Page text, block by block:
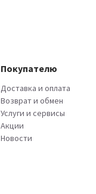
Покупателю
Доставка и оплата
Возврат и обмен
Услуги и сервисы
Акции
Новости